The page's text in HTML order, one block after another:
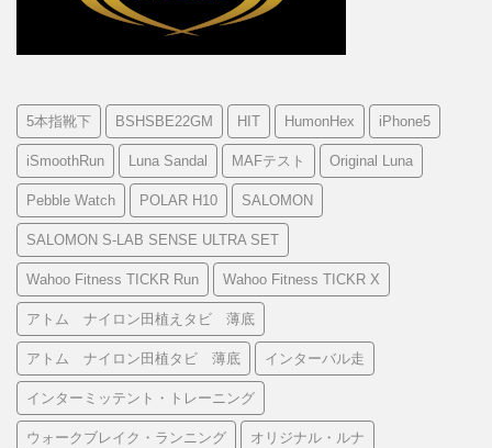
5本指靴下 BSHSBE22GM HIT HumonHex iPhone5
iSmoothRun Luna Sandal MAFテスト Original Luna
Pebble Watch POLAR H10 SALOMON
SALOMON S-LAB SENSE ULTRA SET
Wahoo Fitness TICKR Run Wahoo Fitness TICKR X
アトム ナイロン田植えタビ 薄底
アトム ナイロン田植タビ 薄底 インターバル走
インターミッテント・トレーニング
ウォークブレイク・ランニング オリジナル・ルナ